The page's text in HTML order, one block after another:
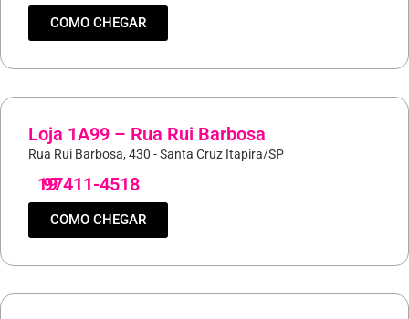
COMO CHEGAR
Loja 1A99 – Rua Rui Barbosa
Rua Rui Barbosa, 430 - Santa Cruz Itapira/SP
19
97411-4518
COMO CHEGAR